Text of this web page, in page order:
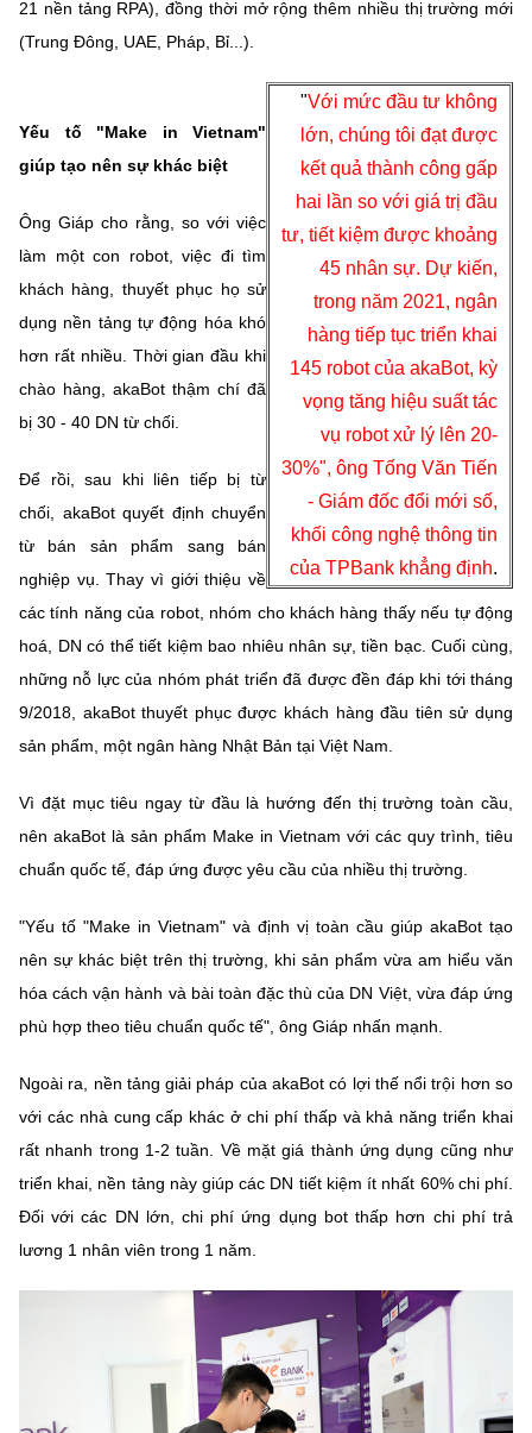
21 nền tảng RPA), đồng thời mở rộng thêm nhiều thị trường mới
(Trung Đông, UAE, Pháp, Bỉ...).
"Với mức đầu tư không
lớn, chúng tôi đạt được
kết quả thành công gấp
hai lần so với giá trị đầu
tư, tiết kiệm được khoảng
45 nhân sự. Dự kiến,
trong năm 2021, ngân
hàng tiếp tục triển khai
145 robot của akaBot, kỳ
vọng tăng hiệu suất tác
vụ robot xử lý lên 20-
30%", ông Tống Văn Tiến
- Giám đốc đổi mới số,
khối công nghệ thông tin
của TPBank khẳng định.
Yếu tố "Make in Vietnam"
giúp tạo nên sự khác biệt
Ông Giáp cho rằng, so với việc
làm một con robot, việc đi tìm
khách hàng, thuyết phục họ sử
dụng nền tảng tự động hóa khó
hơn rất nhiều. Thời gian đầu khi
chào hàng, akaBot thậm chí đã
bị 30 - 40 DN từ chối.
Để rồi, sau khi liên tiếp bị từ
chối, akaBot quyết định chuyển
từ bán sản phẩm sang bán
nghiệp vụ. Thay vì giới thiệu về
các tính năng của robot, nhóm cho khách hàng thấy nếu tự động
hoá, DN có thể tiết kiệm bao nhiêu nhân sự, tiền bạc. Cuối cùng,
những nỗ lực của nhóm phát triển đã được đền đáp khi tới tháng
9/2018, akaBot thuyết phục được khách hàng đầu tiên sử dụng
sản phẩm, một ngân hàng Nhật Bản tại Việt Nam.
Vì đặt mục tiêu ngay từ đầu là hướng đến thị trường toàn cầu,
nên akaBot là sản phẩm Make in Vietnam với các quy trình, tiêu
chuẩn quốc tế, đáp ứng được yêu cầu của nhiều thị trường.
"Yếu tố "Make in Vietnam" và định vị toàn cầu giúp akaBot tạo
nên sự khác biệt trên thị trường, khi sản phẩm vừa am hiểu văn
hóa cách vận hành và bài toàn đặc thù của DN Việt, vừa đáp ứng
phù hợp theo tiêu chuẩn quốc tế", ông Giáp nhấn mạnh.
Ngoài ra, nền tảng giải pháp của akaBot có lợi thế nổi trội hơn so
với các nhà cung cấp khác ở chi phí thấp và khả năng triển khai
rất nhanh trong 1-2 tuần. Về mặt giá thành ứng dụng cũng như
triển khai, nền tảng này giúp các DN tiết kiệm ít nhất 60% chi phí.
Đối với các DN lớn, chi phí ứng dụng bot thấp hơn chi phí trả
lương 1 nhân viên trong 1 năm.